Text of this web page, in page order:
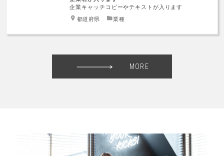
企業キャッチコピーやテキストが入ります
都道府県 業種
MORE